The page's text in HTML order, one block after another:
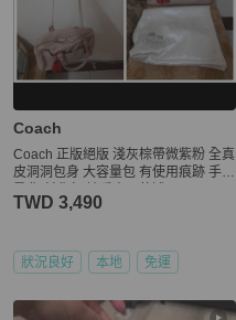
Coach
Coach 正版絕版 淺灰棕帶微紫粉 全真
皮洞洞包身 大容量包 有使用痕跡 手提
TWD 3,490
狀況良好 本地 免運